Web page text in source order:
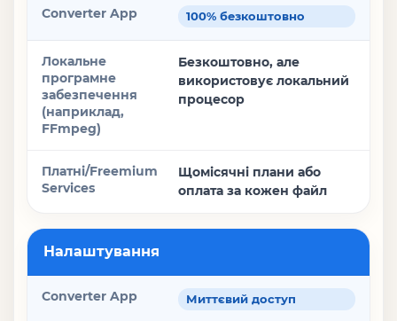
Локальне програмне забезпечення (наприклад, FFmpeg)
Платні/Freemium Services
100% безкоштовно
Безкоштовно, але
використовує локальний
процесор
Щомісячні плани або
оплата за кожен файл
Налаштування
Миттєвий доступ